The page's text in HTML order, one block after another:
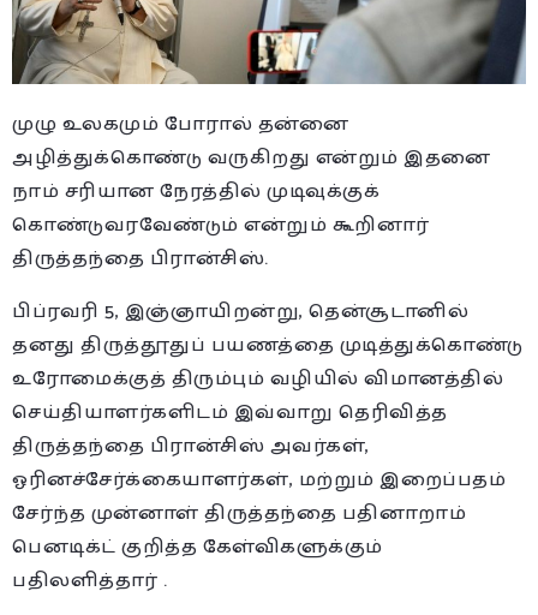
முழு உலகமும் போரால் தன்னை
அழித்துக்கொண்டு வருகிறது என்றும் இதனை
நாம் சரியான நேரத்தில் முடிவுக்குக்
கொண்டுவரவேண்டும் என்றும் கூறினார்
திருத்தந்தை பிரான்சிஸ்.
பிப்ரவரி 5, இஞ்ஞாயிறன்று, தென்சூடானில்
தனது திருத்தூதுப் பயணத்தை முடித்துக்கொண்டு
உரோமைக்குத் திரும்பும் வழியில் விமானத்தில்
செய்தியாளர்களிடம் இவ்வாறு தெரிவித்த
திருத்தந்தை பிரான்சிஸ் அவர்கள்,
ஓரினச்சேர்க்கையாளர்கள், மற்றும் இறைப்பதம்
சேர்ந்த முன்னாள் திருத்தந்தை பதினாறாம்
பெனடிக்ட் குறித்த கேள்விகளுக்கும்
பதிலளித்தார் .